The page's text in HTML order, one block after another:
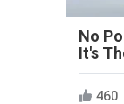
No
It's
460